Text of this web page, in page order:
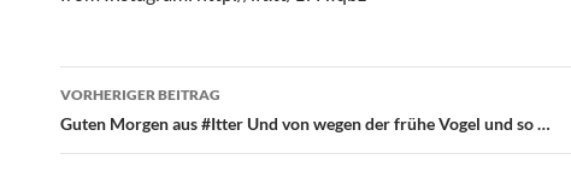
Beitragsnavigation
VORHERIGER BEITRAG
Guten Morgen aus #Itter Und von wegen der frühe Vogel und so …